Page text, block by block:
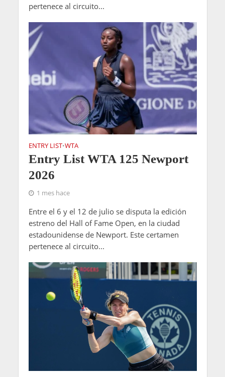
pertenece al circuito...
ENTRY LIST•WTA
Entry List WTA 125 Newport
2026
1 mes hace
Entre el 6 y el 12 de julio se disputa la edición
estreno del Hall of Fame Open, en la ciudad
estadounidense de Newport. Este certamen
pertenece al circuito...